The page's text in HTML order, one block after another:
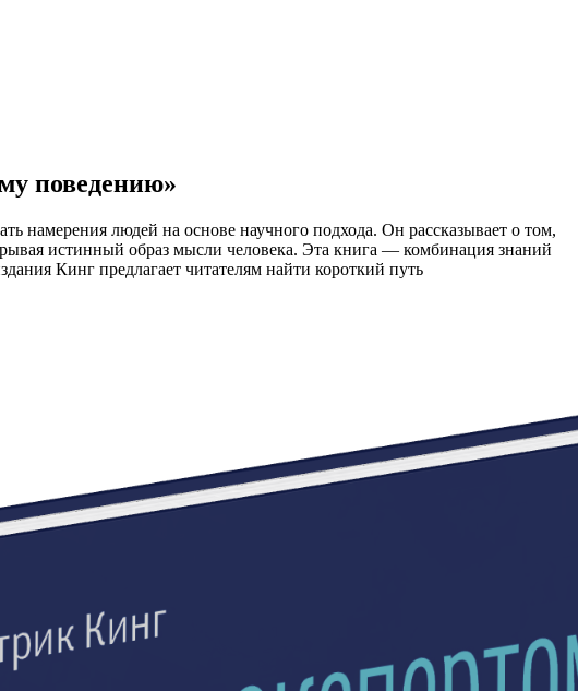
поведению»
намерения людей на основе научного подхода. Он рассказывает о том,
истинный образ мысли человека. Эта книга — комбинация знаний
Кинг предлагает читателям найти короткий путь